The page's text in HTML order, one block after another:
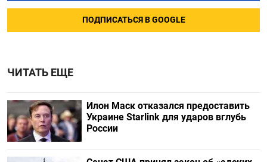
ПОДПИСАТЬСЯ В GOOGLE
ЧИТАТЬ ЕЩЕ
Илон Маск отказался предоставить
Украине Starlink для ударов вглубь
России